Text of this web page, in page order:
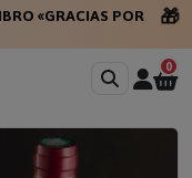
«GRACIAS POR
🎁
0